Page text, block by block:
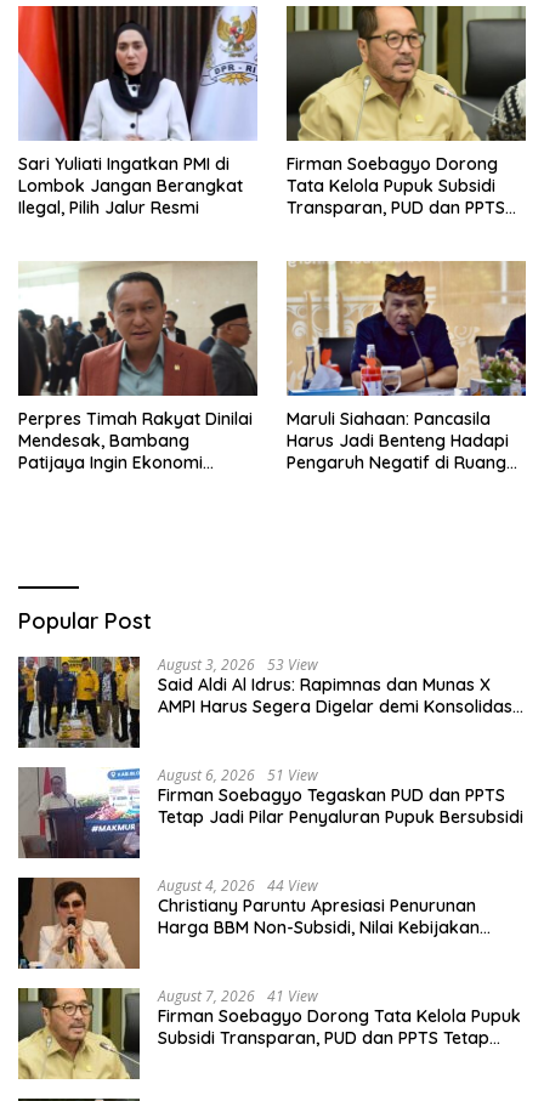
Sari Yuliati Ingatkan PMI di
Lombok Jangan Berangkat
Ilegal, Pilih Jalur Resmi
Firman Soebagyo Dorong
Tata Kelola Pupuk Subsidi
Transparan, PUD dan PPTS
Perpres Timah Rakyat Dinilai
Mendesak, Bambang
Patijaya Ingin Ekonomi
Maruli Siahaan: Pancasila
Harus Jadi Benteng Hadapi
Pengaruh Negatif di Ruang
Popular Post
August 3, 2026 53 View
Said Aldi Al Idrus: Rapimnas dan Munas X
AMPI Harus Segera Digelar demi Konsolidasi
August 6, 2026 51 View
Firman Soebagyo Tegaskan PUD dan PPTS
Tetap Jadi Pilar Penyaluran Pupuk Bersubsidi
August 4, 2026 44 View
Christiany Paruntu Apresiasi Penurunan
Harga BBM Non-Subsidi, Nilai Kebijakan
August 7, 2026 41 View
Firman Soebagyo Dorong Tata Kelola Pupuk
Subsidi Transparan, PUD dan PPTS Tetap